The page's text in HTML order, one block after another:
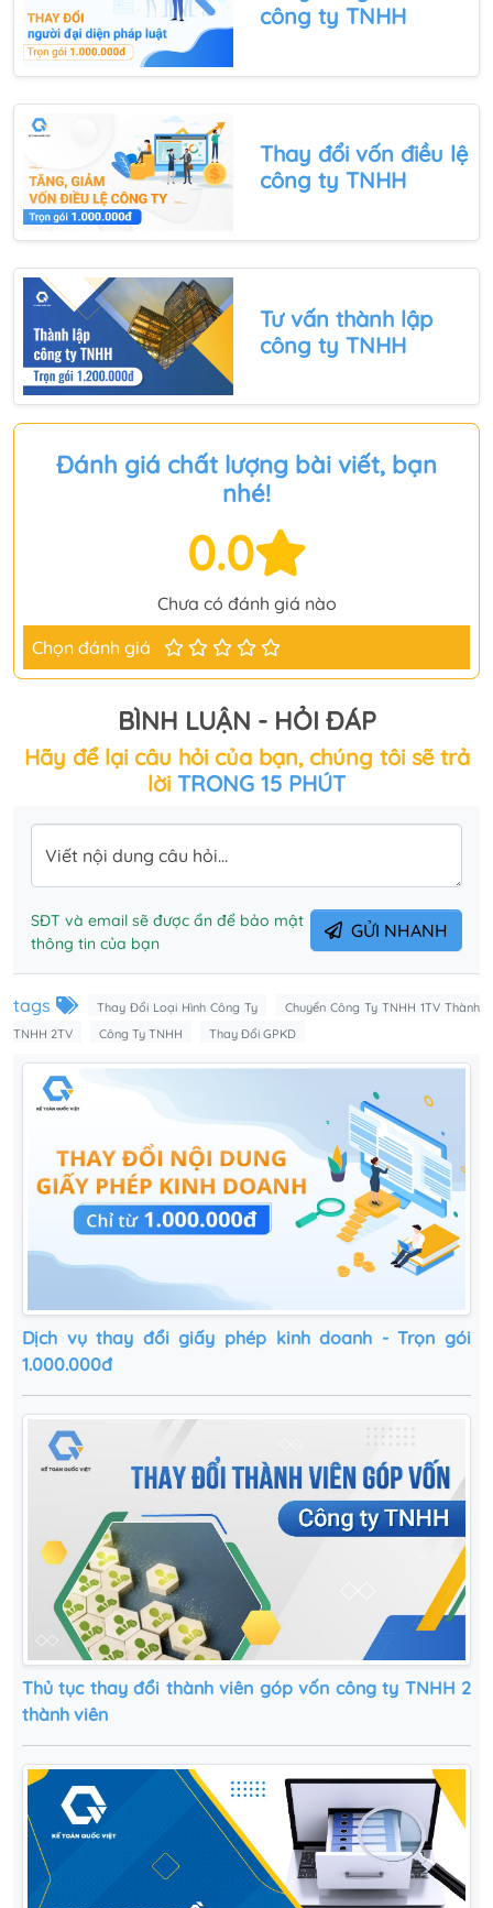
công ty TNHH
Thay đổi vốn điều lệ
công ty TNHH
Tư vấn thành lập
công ty TNHH
Đánh giá chất lượng bài viết, bạn
nhé!
0.0
Chưa có đánh giá nào
Chọn đánh giá
BÌNH LUẬN - HỎI ĐÁP
Hãy để lại câu hỏi của bạn, chúng tôi sẽ trả
lời TRONG 15 PHÚT
Viết nội dung câu hỏi...
SĐT và email sẽ được ẩn để bảo mật
thông tin của bạn
GỬI NHANH
tags Thay Đổi Loại Hình Công Ty
Chuyển Công Ty TNHH 1TV Thành
TNHH 2TV
Công Ty TNHH Thay Đổi GPKD
Dịch vụ thay đổi giấy phép kinh doanh - Trọn gói
1.000.000đ
Thủ tục thay đổi thành viên góp vốn công ty TNHH 2
thành viên